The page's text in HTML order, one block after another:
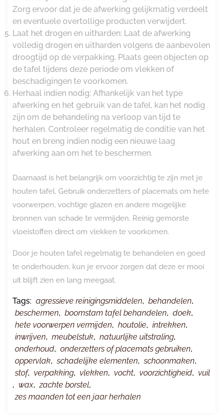
Zorg ervoor dat je de afwerking gelijkmatig verdeelt
en eventuele overtollige producten verwijdert.
Laat het drogen en uitharden: Laat de afwerking
volledig drogen en uitharden volgens de aanbevolen
droogtijd op de verpakking. Plaats geen objecten op
de tafel tijdens deze periode om vlekken of
beschadigingen te voorkomen.
Herhaal indien nodig: Afhankelijk van het type
afwerking en het gebruik van de tafel, kan het nodig
zijn om de behandeling na verloop van tijd te
herhalen. Controleer regelmatig de conditie van het
hout en breng indien nodig een nieuwe laag
afwerking aan om het te beschermen.
Daarnaast is het belangrijk om voorzichtig te zijn met je
houten tafel. Gebruik onderzetters of placemats om hete
voorwerpen, vochtige glazen en andere mogelijke
bronnen van schade te vermijden. Reinig gemorste
vloeistoffen direct om vlekken te voorkomen.
Door je houten tafel regelmatig te behandelen en goed
te onderhouden, kun je ervoor zorgen dat deze er mooi
uit blijft zien en lang meegaat.
Tags: agressieve reinigingsmiddelen, behandelen,
beschermen, boomstam tafel behandelen, doek,
hete voorwerpen vermijden, houtolie, intrekken,
inwrijven, meubelstuk, natuurlijke uitstraling,
onderhoud, onderzetters of placemats gebruiken,
oppervlak, schadelijke elementen, schoonmaken,
stof, verpakking, vlekken, vocht, voorzichtigheid, vuil
, wax, zachte borstel,
zes maanden tot een jaar herhalen